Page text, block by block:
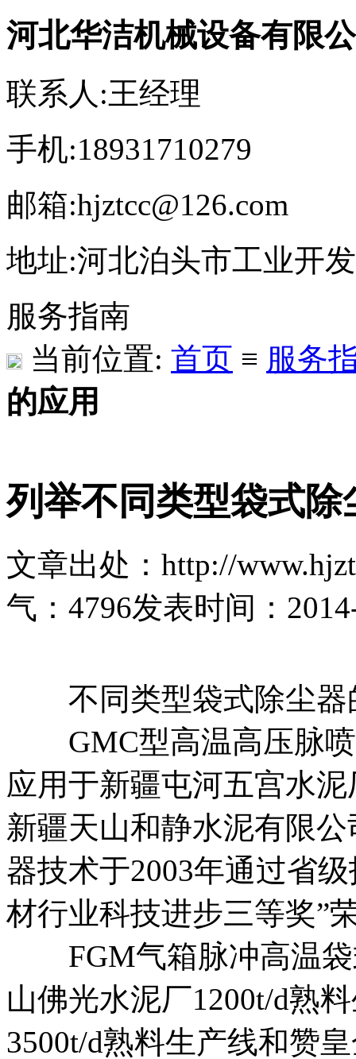
河北华洁机械设备有限
联系人:王经理
手机:18931710279
邮箱:hjztcc@126.com
地址:河北泊头市工业开
服务指南
当前位置: 首页 ≡ 服务
的应用
列举不同类型袋式除
文章出处：http://
气： 4796发表时间：
不同类型袋式除尘器
GMC型高温高压脉喷
应用于新疆屯河五宫水
新疆天山和静水泥有限
器技术于2003年通过省
材行业科技进步三等奖”
FGM气箱脉冲高温袋
山佛光水泥厂1200t/d熟
3500t/d熟料生产线和赞